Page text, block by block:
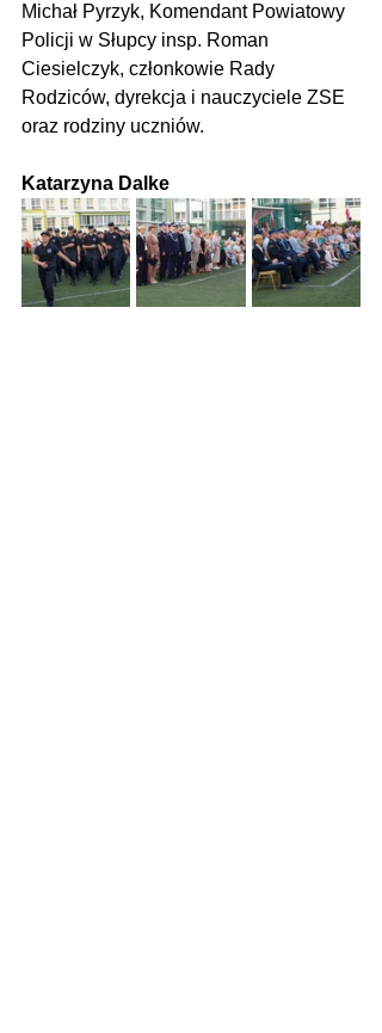
Michał Pyrzyk, Komendant Powiatowy
Policji w Słupcy insp. Roman
Ciesielczyk, członkowie Rady
Rodziców, dyrekcja i nauczyciele ZSE
oraz rodziny uczniów.
Katarzyna Dalke